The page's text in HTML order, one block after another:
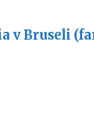
v Bruseli